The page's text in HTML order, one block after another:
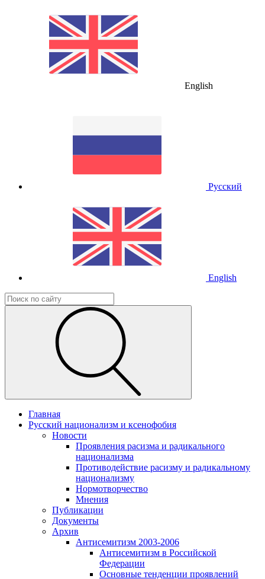
English
Русский
English
Главная
Русский национализм и ксенофобия
Новости
Проявления расизма и радикального
национализма
Противодействие расизму и радикальному
национализму
Нормотворчество
Мнения
Публикации
Документы
Архив
Антисемитизм 2003-2006
Антисемитизм в Российской
Федерации
Основные тенденции проявлений